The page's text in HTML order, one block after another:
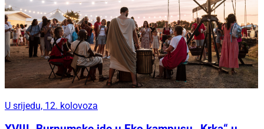
U srijedu, 12. kolovoza